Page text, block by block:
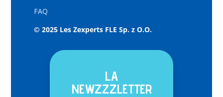
FAQ
© 2025 Les Zexperts FLE Sp. z O.O.
LA
NEWZZZLETTER